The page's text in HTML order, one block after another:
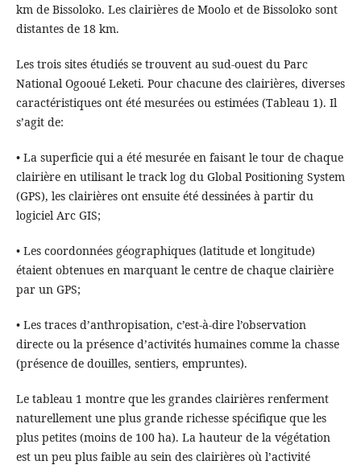
km de Bissoloko. Les clairières de Moolo et de Bissoloko sont
distantes de 18 km.
Les trois sites étudiés se trouvent au sud-ouest du Parc
National Ogooué Leketi. Pour chacune des clairières, diverses
caractéristiques ont été mesurées ou estimées (Tableau 1). Il
s’agit de:
• La superficie qui a été mesurée en faisant le tour de chaque
clairière en utilisant le track log du Global Positioning System
(GPS), les clairières ont ensuite été dessinées à partir du
logiciel Arc GIS;
• Les coordonnées géographiques (latitude et longitude)
étaient obtenues en marquant le centre de chaque clairière
par un GPS;
• Les traces d’anthropisation, c’est-à-dire l’observation
directe ou la présence d’activités humaines comme la chasse
(présence de douilles, sentiers, empruntes).
Le tableau 1 montre que les grandes clairières renferment
naturellement une plus grande richesse spécifique que les
plus petites (moins de 100 ha). La hauteur de la végétation
est un peu plus faible au sein des clairières où l’activité